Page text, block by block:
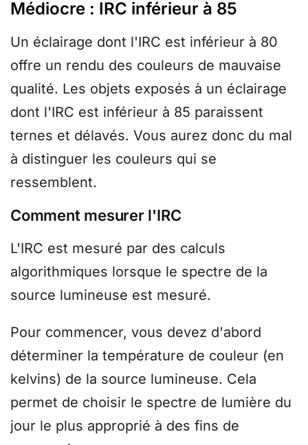
Médiocre : IRC inférieur à 85
Un éclairage dont l'IRC est inférieur à 80
offre un rendu des couleurs de mauvaise
qualité. Les objets exposés à un éclairage
dont l'IRC est inférieur à 85 paraissent
ternes et délavés. Vous aurez donc du mal
à distinguer les couleurs qui se
ressemblent.
Comment mesurer l'IRC
L'IRC est mesuré par des calculs
algorithmiques lorsque le spectre de la
source lumineuse est mesuré.
Pour commencer, vous devez d'abord
déterminer la température de couleur (en
kelvins) de la source lumineuse. Cela
permet de choisir le spectre de lumière du
jour le plus approprié à des fins de